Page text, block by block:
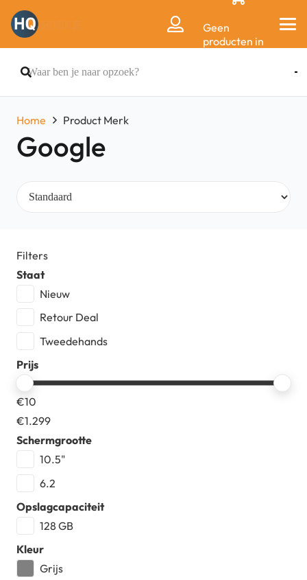
Geen
producten in
Home Product Merk
Google
Filters
Staat
Nieuw
Retour Deal
Tweedehands
Prijs
€10
€1.299
Schermgrootte
10.5"
6.2
Opslagcapaciteit
128 GB
Kleur
Grijs